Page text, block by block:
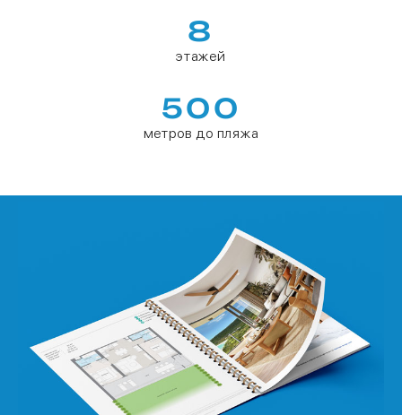
8
этажей
500
метров до пляжа